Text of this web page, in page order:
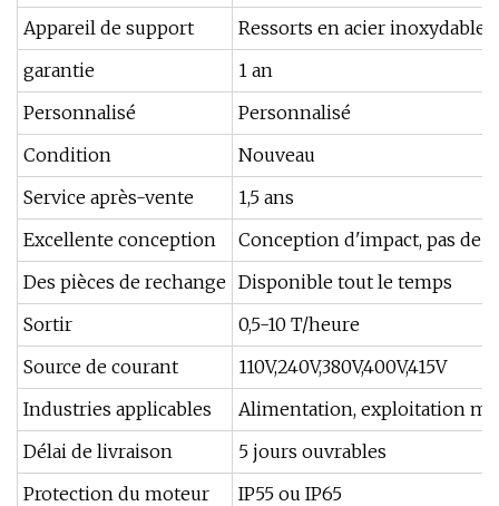
Appareil de support
Ressorts en acier inoxydable
garantie
1 an
Personnalisé
Personnalisé
Condition
Nouveau
Service après-vente
1,5 ans
Excellente conception
Conception d'impact, pas de
Des pièces de rechange Disponible tout le temps
Sortir
0,5-10 T/heure
Source de courant
110V,240V,380V,400V,415V
Industries applicables
Alimentation, exploitation
Délai de livraison
5 jours ouvrables
Protection du moteur
IP55 ou IP65